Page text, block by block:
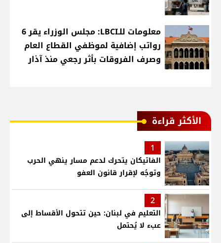
معلومات للـLBCI: مجلس الوزراء يقر 6
رواتب إضافية لموظفي القطاع العام
وصرف الفروقات بأثر رجعي منذ آذار
الأكثر قراءة
1
الفاتيكان يتحرك لدعم مسار ينهي الحرب
وتوجُه لإقرار قانون العفو
2
التعليم في لبنان: حين تتحول الأقساط إلى
عبء لا يُحتمل